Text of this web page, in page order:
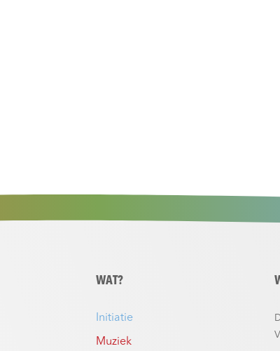
WAT?
Initiatie
Muziek